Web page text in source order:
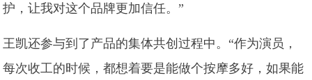
护，让我对这个品牌更加信任。”
王凯还参与到了产品的集体共创过程中。“作为演员，
每次收工的时候，都想着要是能做个按摩多好，如果能